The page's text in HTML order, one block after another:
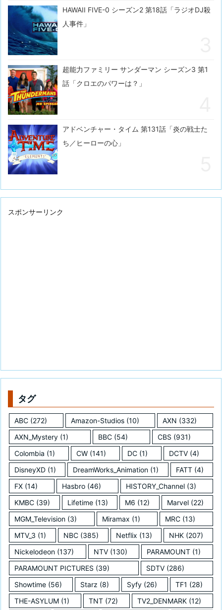
HAWAII FIVE-0 シーズン2 第18話「ラジオDJ殺
人事件」
超能力ファミリー サンダーマン シーズン3 第1
話「クロエのパワーは？」
アドベンチャー・タイム 第131話「炎の戦士た
ち／ヒーローの心」
スポンサーリンク
タグ
ABC (272) Amazon-Studios(10) AXN (332)
AXN_Mystery (1) BBC (54) CBS (931)
Colombia (1) CW (141) DC (1) DCTV (4)
DisneyXD (1) DreamWorks_Animation (1) FATT(4)
FX (14) Hasbro (46) HISTORY_Channel(3)
KMBC (39) Lifetime(13) M6 (12) Marvel(22)
MGM_Television (3) Miramax (1) MRC (13)
MTV_3 (1) NBC(385) Netflix (13) NHK (207)
Nickelodeon (137) NTV(130) PARAMOUNT (1)
PARAMOUNT PICTURES (39) SDTV(286)
Showtime (56) Starz (8) Syfy (26) TF1 (28)
THE-ASYLUM (1) TNT (72) TV2_DENMARK (12)